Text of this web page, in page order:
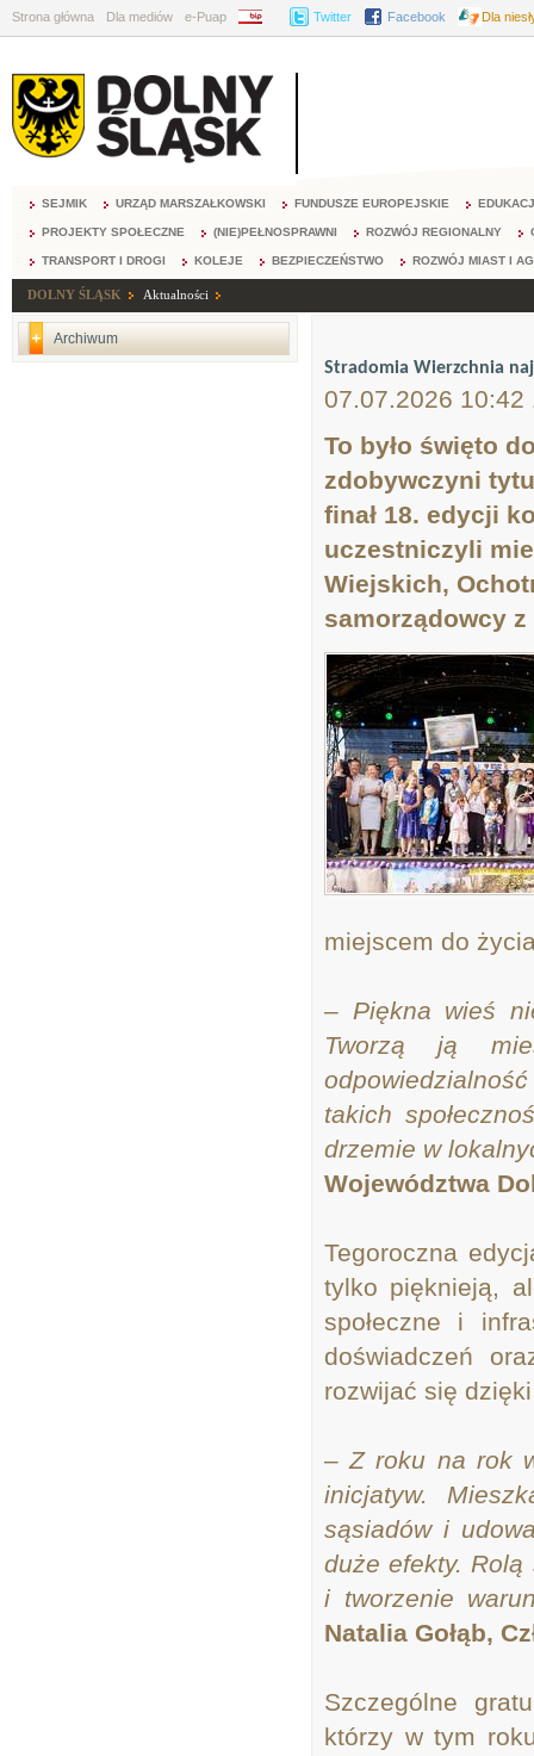
Strona główna Dla mediów e-Puap BIP Twitter Facebook Dla
SEJMIK URZĄD MARSZAŁKOWSKI FUNDUSZE EUROPEJSKIE
PROJEKTY SPOŁECZNE (NIE)PEŁNOSPRAWNI ROZWÓJ REGIONALNY
TRANSPORT I DROGI KOLEJE BEZPIECZEŃSTWO ROZWÓJ MIAST I
DOLNY ŚLĄSK Aktualności
Archiwum
Stradomia Wierzchnia
07.07.2026 10:42
To było święto
zdobywczyni
finał 18. edycji
uczestniczyli
Wiejskich,
samorządowcy z
miejscem do
– Piękna wieś
Tworzą ją
takich
drzemie w
Województwa
Tegoroczna
tylko pięknieją,
społeczne i
doświadczeń
rozwijać się
–Z roku na rok
inicjatyw.
sąsiadów i
duże efekty.
i tworzenie
Natalia Gołąb,
Szczególne
którzy w tym